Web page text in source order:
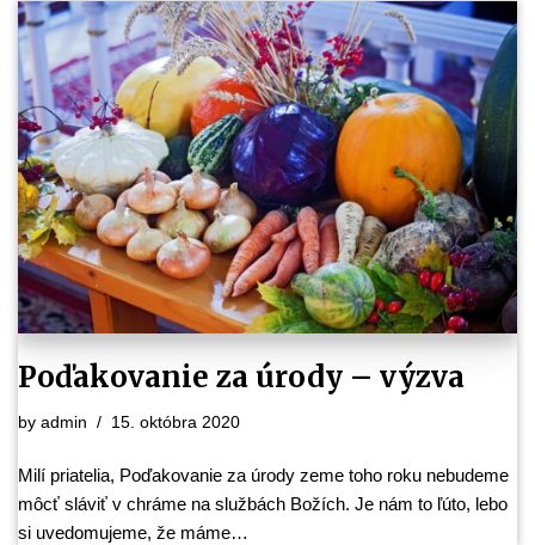
Poďakovanie za úrody – výzva
by admin 15. októbra 2020
Milí priatelia, Poďakovanie za úrody zeme toho roku nebudeme
môcť sláviť v chráme na službách Božích. Je nám to ľúto, lebo
si uvedomujeme, že máme…